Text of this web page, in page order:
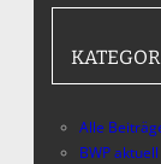
Alle
BWP aktuell